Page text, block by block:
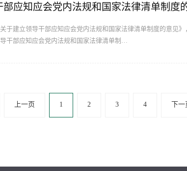
应知应会党内法规和国家法律清单制度
于建立领导干部应知应会党内法规和国家法律清单制度的意见
干部应知应会党内法规和国家法律清单制…
上一页 1 2 3 4 下一